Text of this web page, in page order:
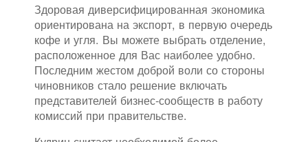
Здоровая диверсифицированная экономика
ориентирована на экспорт, в первую очередь
кофе и угля. Вы можете выбрать отделение,
расположенное для Вас наиболее удобно.
Последним жестом доброй воли со стороны
чиновников стало решение включать
представителей бизнес-сообществ в работу
комиссий при правительстве.